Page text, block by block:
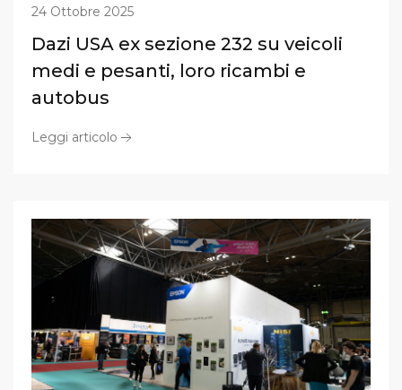
24 Ottobre 2025
Dazi USA ex sezione 232 su veicoli
medi e pesanti, loro ricambi e
autobus
Leggi articolo